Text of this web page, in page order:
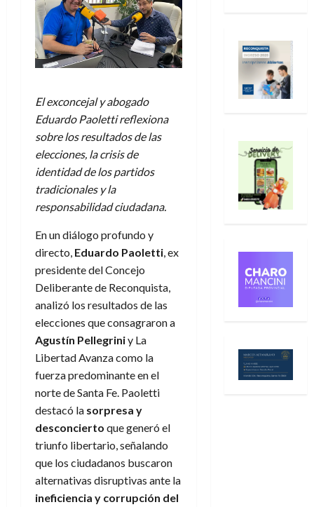
El exconcejal y abogado
Eduardo Paoletti reflexiona
sobre los resultados de las
elecciones, la crisis de
identidad de los partidos
tradicionales y la
responsabilidad ciudadana.
En un diálogo profundo y
directo, Eduardo Paoletti, ex
presidente del Concejo
Deliberante de Reconquista,
analizó los resultados de las
elecciones que consagraron a
Agustín Pellegriniy La
Libertad Avanza como la
fuerza predominante en el
norte de Santa Fe. Paoletti
destacó la sorpresa y
desconcierto que generó el
triunfo libertario, señalando
que los ciudadanos buscaron
alternativas disruptivas ante la
ineficiencia y corrupción del